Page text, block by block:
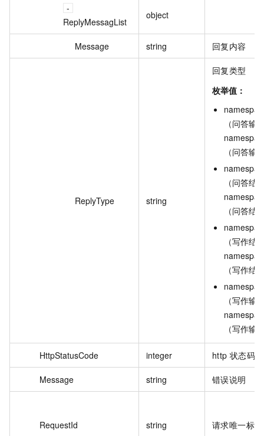
ReplyMessagList
object
Message string 回复内容
ReplyType string
回复类型
枚举值：
（问答输
（问答输
（问答结
（问答结
（写作结
（写作结
（写作输
（写作输
HttpStatusCode integer http 状态码
Message string 错误说明
RequestId string 请求唯一标识